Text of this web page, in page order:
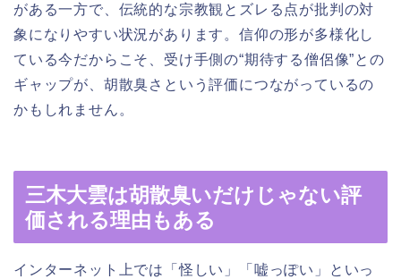
がある一方で、伝統的な宗教観とズレる点が批判の対
象になりやすい状況があります。信仰の形が多様化し
ている今だからこそ、受け手側の“期待する僧侶像”との
ギャップが、胡散臭さという評価につながっているの
かもしれません。
三木大雲は胡散臭いだけじゃない評
価される理由もある
インターネット上では「怪しい」「嘘っぽい」といっ